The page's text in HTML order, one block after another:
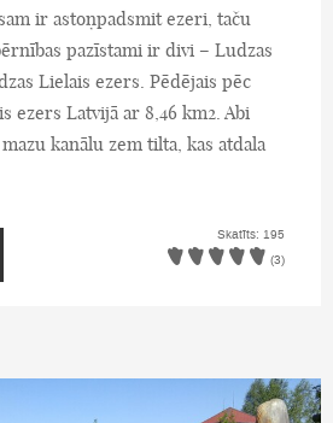
ir astoņpadsmit ezeri, taču
pazīstami ir divi – Ludzas
Lielais ezers. Pēdējais pēc
ezers Latvijā ar 8,46 km2. Abi
kanālu zem tilta, kas atdala
Skatīts: 195
(3)